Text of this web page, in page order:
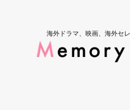
海外ドラマ、映画、海外セ